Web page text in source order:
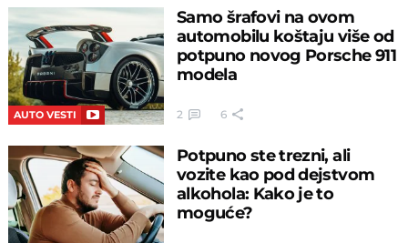
AUTO VESTI
Samo šrafovi na ovom
automobilu koštaju više od
potpuno novog Porsche 911
modela
2 6
Potpuno ste trezni, ali
vozite kao pod dejstvom
alkohola: Kako je to
moguće?